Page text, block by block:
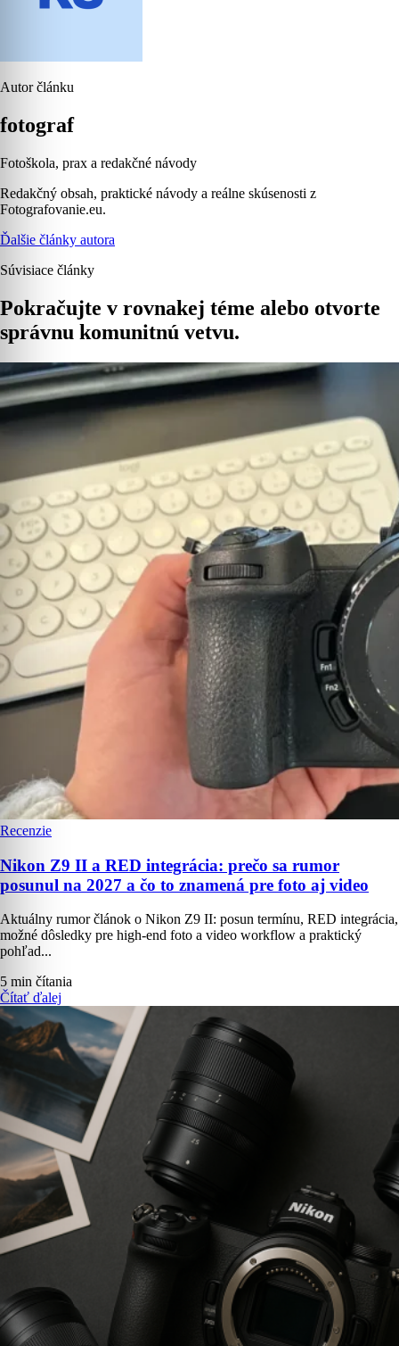
Autor článku
fotograf
Fotoškola, prax a redakčné návody
Redakčný obsah, praktické návody a reálne skúsenosti z
Fotografovanie.eu.
Ďalšie články autora
Súvisiace články
Pokračujte v rovnakej téme alebo otvorte
správnu komunitnú vetvu.
Recenzie
Nikon Z9 II a RED integrácia: prečo sa rumor
posunul na 2027 a čo to znamená pre foto aj video
Aktuálny rumor článok o Nikon Z9 II: posun termínu, RED integrácia,
možné dôsledky pre high-end foto a video workflow a praktický
pohľad...
5 min čítania
Čítať ďalej